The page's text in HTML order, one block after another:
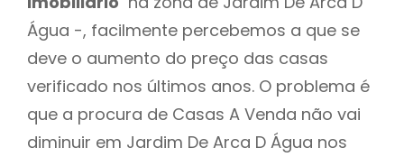
Água -, facilmente percebemos a que se
deve o aumento do preço das casas
verificado nos últimos anos. O problema é
que a procura de Casas A Venda não vai
diminuir em Jardim De Arca D Água nos